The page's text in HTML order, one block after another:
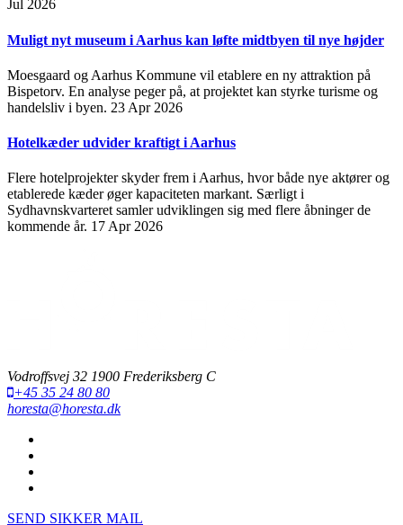
Jul 2026
Muligt nyt museum i Aarhus kan løfte midtbyen til nye højder
Moesgaard og Aarhus Kommune vil etablere en ny attraktion på
Bispetorv. En analyse peger på, at projektet kan styrke turisme og
handelsliv i byen. 23 Apr 2026
Hotelkæder udvider kraftigt i Aarhus
Flere hotelprojekter skyder frem i Aarhus, hvor både nye aktører og
etablerede kæder øger kapaciteten markant. Særligt i
Sydhavnskvarteret samler udviklingen sig med flere åbninger de
kommende år. 17 Apr 2026
Vodroffsvej 32 1900 Frederiksberg C
+45 35 24 80 80
horesta@horesta.dk
SEND SIKKER MAIL